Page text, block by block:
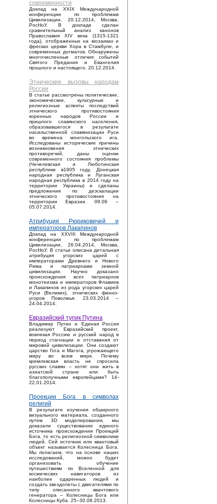
современности
Доклад на XXIX Международной
конференции по проблемам
Цивилизации, 20.12.2014, Москва,
РосНоУ. В докладе сделан
сравнительный анализ канонов
Православия XIV века (1315-1321
года), отображенных на мозаиках и
фресках церкви Хора в Стамбуле, и
современных догматов. Обнаружены
многочисленные отличия событий
Святого Предания и Евангелия
прошлого и настоящего. 20.12.2014.
Этнические вызовы народам
России
В статье рассмотрены политические,
экономические, культурные и
религиозные аспекты последствий
этнического противостояния
коренных народов России и
пришлого славянского населения,
образовавшегося в результате
насильственной славянизации Руси
во времена монгольского ига.
Исследованы исторические причины
возникновения этнических
противоречий, даны оценки
современного состояния проблемы
(Чечелевская и Люботинская
республики в1905 году, Донецкая
народная республика и Луганская
народная республика в 2014 году на
территории Украины) и сделаны
предложения по деэскалации
этнического противостояния на
территории Евразии. 09.06 –
05.07.2014.
Атрибуция Рюриковичей и
императоров Лакапинов
Доклад на XXVIII Международной
конференции по проблемам
Цивилизации, 26.04.2014, Москва,
РосНоУ. В статье описана детальная
атрибуция угорских царей с
императорами Древнего и Нового
Рима и патриархами земной
цивилизации. Научно доказано
происхождения всех патриархов
монотеизма и императоров Флавиев
и Лакапинов из рода угорских царей
Руси (Великих), этнических финно-
угоров Поволжья. 23.03.2014 –
24.04.2014.
Евразийский тупик Путина
Владимир Путин и Единая Россия
реализуют Евразийский проект,
вовлекая Россию и русский народ в
период стагнации и отставания от
мировой цивилизации. Они создают
царство Гога и Магога, угрожающего
миру во всем мире. Почему
кремлевская власть не спросила
русских славян – хотят они жить в
азиатской стране или быть
благополучными европейцами? 14-
22.01.2014.
Проекции Бога в символах
религий
В результате изучения обширного
визуального материала, созданного
путем 3D моделирования, мы
доказали существование единого
источника происхождения Проекций
Бога, то есть религиозной символики
людей. Сей источник или квантовый
объект называется Колесница Бога.
Мы полагаем, что на основе наших
исследований, можно будет
организовать обучение
путешествиям по Вселенной для
космических навигаторов из
наиболее одаренных людей и
создать звездолеты с двигателями по
типу описанного квантового
генератора – Колесницы Бога или
Колесницы Куба. 25–30.08.2013.